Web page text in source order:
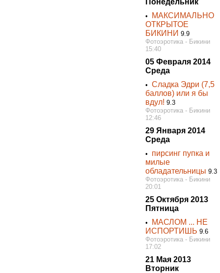
Понедельник
•
МАКСИМАЛЬНО
ОТКРЫТОЕ
БИКИНИ9.9
Фотоэротика - Бикини
15:40
05 Февраля 2014
Среда
•Сладка Эдри (7,5
баллов) или я бы
вдул! 9.3
Фотоэротика - Бикини
12:46
29 Января 2014
Среда
• пирсинг пупка и
милые
обладательницы 9.3
Фотоэротика - Бикини
20:01
25 Октября 2013
Пятница
•
МАСЛОМ ... НЕ
ИСПОРТИШЬ 9.6
Фотоэротика - Бикини
17:02
21 Мая 2013
Вторник